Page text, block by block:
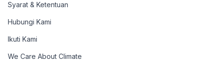
Syarat & Ketentuan
Hubungi Kami
Ikuti Kami
We Care About Climate